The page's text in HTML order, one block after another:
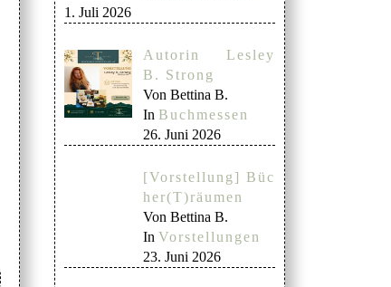
1. Juli 2026
Autorin Lesley
B. Strong
Von Bettina B.
In Buchmessen
26. Juni 2026
[Vorstellung] Büc
her(T)räumen
Von Bettina B.
In Vorstellungen
23. Juni 2026